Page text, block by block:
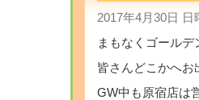
2017年4月30日
まもなくゴールデ
皆さんどこかへお
GW中も原宿店は